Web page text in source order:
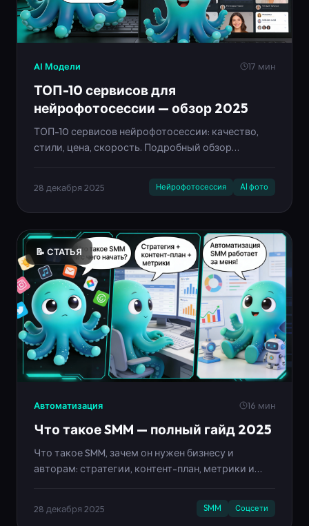
AI Модели 17 мин
ТОП-10 сервисов для
нейрофотосессии — обзор 2025
ТОП-10 сервисов нейрофотосессии: качество,
стили, цена, скорость. Подробный обзор
28 декабря 2025 Нейрофотосессия AI фото
📝 СТАТЬЯ
Автоматизация 16 мин
Что такое SMM — полный гайд 2025
Что такое SMM, зачем он нужен бизнесу и
авторам: стратегии, контент-план, метрики и
28 декабря 2025 SMM Соцсети